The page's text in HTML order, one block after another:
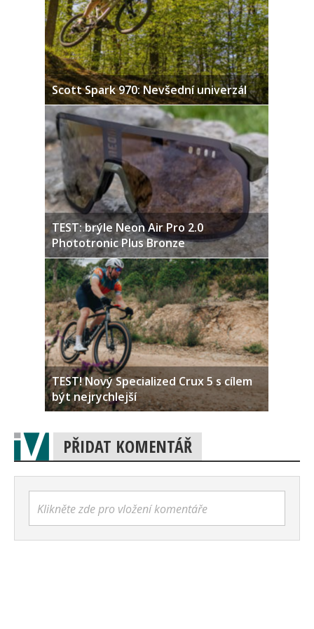
Scott Spark 970: Nevšední univerzál
TEST: brýle Neon Air Pro 2.0
Phototronic Plus Bronze
TEST! Nový Specialized Crux 5 s cílem
být nejrychlejší
PŘIDAT KOMENTÁŘ
Klikněte zde pro vložení komentáře